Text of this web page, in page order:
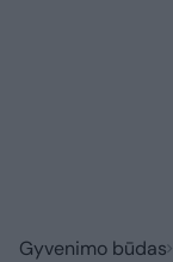
Gyvenimo būdas